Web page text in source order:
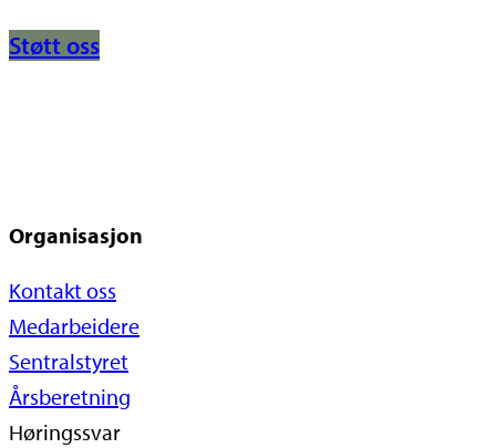
Støtt oss
Organisasjon
Kontakt oss
Medarbeidere
Sentralstyret
Årsberetning
Høringssvar